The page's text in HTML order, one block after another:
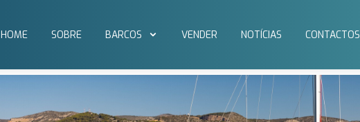
HOME SOBRE BARCOS VENDER NOTÍCIAS CONTACTOS